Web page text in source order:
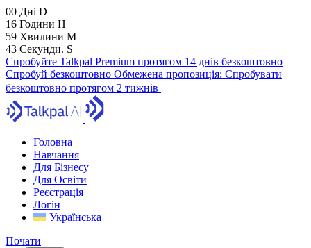
00 Дні D
16 Години H
59 Хвилини M
41 Секунди. S
Спробуйте Talkpal Premium протягом 14 днів безкоштовно
Спробуй безкоштовно Обмежена пропозиція: Спробувати
безкоштовно протягом 2 тижнів
Головна
Навчання
Для Бізнесу
Для Освіти
Реєстрація
Логін
Українська
Почати